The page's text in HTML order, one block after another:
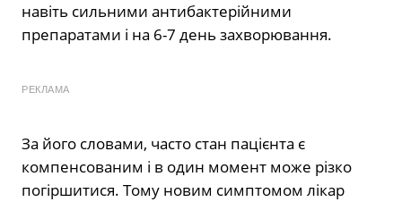
навіть сильними антибактерійними
препаратами і на 6-7 день захворювання.
РЕКЛАМА
За його словами, часто стан пацієнта є
компенсованим і в один момент може різко
погіршитися. Тому новим симптомом лікар